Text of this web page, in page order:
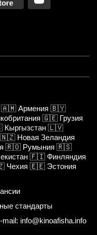
🇦🇲 Армения 🇧🇾
🇬🇪 Грузия
Кыргызстан 🇱🇻
🇳🇿 Новая Зеландия
🇷🇴 Румыния 🇷🇸
🇫🇮 Финляндия
Чехия 🇪🇪 Эстония
стандарты
mail: info@kinoafisha.info